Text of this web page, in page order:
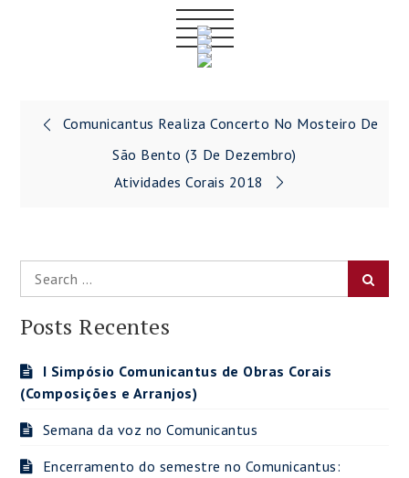
Navegação
Comunicantus Realiza Concerto No Mosteiro De
São Bento (3 De Dezembro)
Atividades Corais 2018
Search
for:
Posts Recentes
I Simpósio Comunicantus de Obras Corais
(Composições e Arranjos)
Semana da voz no Comunicantus
Encerramento do semestre no Comunicantus: